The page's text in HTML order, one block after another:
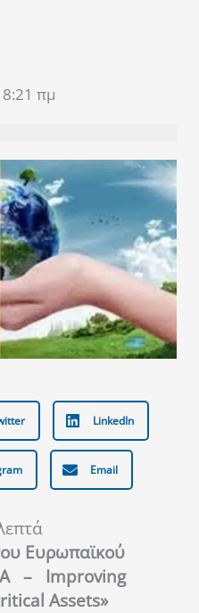
8:21 πμ
LinkedIn
Email
Ευρωπαϊκού
– Improving
Assets»